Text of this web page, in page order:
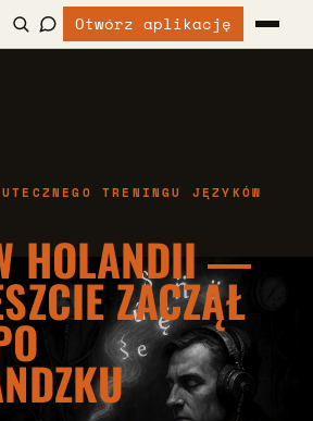
Otwórz aplikację
TRENINGU JĘZYKÓW
HOLANDII —
ZACZĄŁ